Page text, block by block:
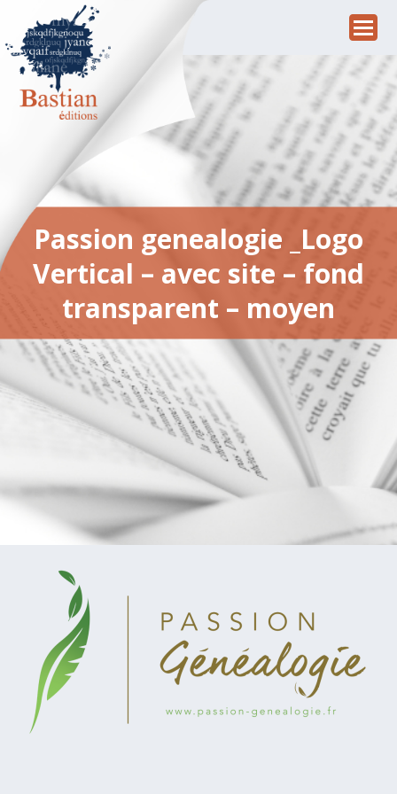
Passion genealogie _Logo
Vertical – avec site – fond
transparent – moyen